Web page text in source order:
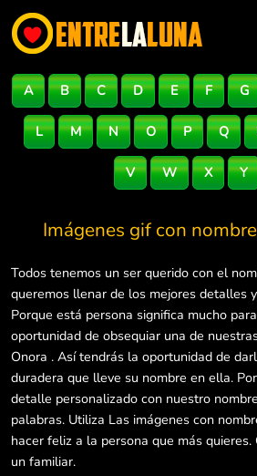
A B C D E F G
L M N O P Q
V W X Y
Imágenes gif con
Todos tenemos un ser querido con el
queremos llenar de los mejores detalles
Porque está persona significa mucho
oportunidad de obsequiar una de
Onora . Así tendrás la oportunidad de
duradera que lleve su nombre en ella.
detalle personalizado con nuestro
palabras. Utiliza Las imágenes con
hacer feliz a la persona que más
un familiar.